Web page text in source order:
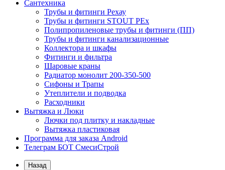
Сантехника
Трубы и фитинги Рехау
Трубы и фитинги STOUT PEx
Полипропиленовые трубы и фитинги (ПП)
Трубы и фитинги канализационные
Коллектора и шкафы
Фитинги и фильтра
Шаровые краны
Радиатор монолит 200-350-500
Сифоны и Трапы
Утеплители и подводка
Расходники
Вытяжка и Люки
Лючки под плитку и накладные
Вытяжка пластиковая
Программа для заказа Android
Телеграм БОТ СмесиСтрой
Назад